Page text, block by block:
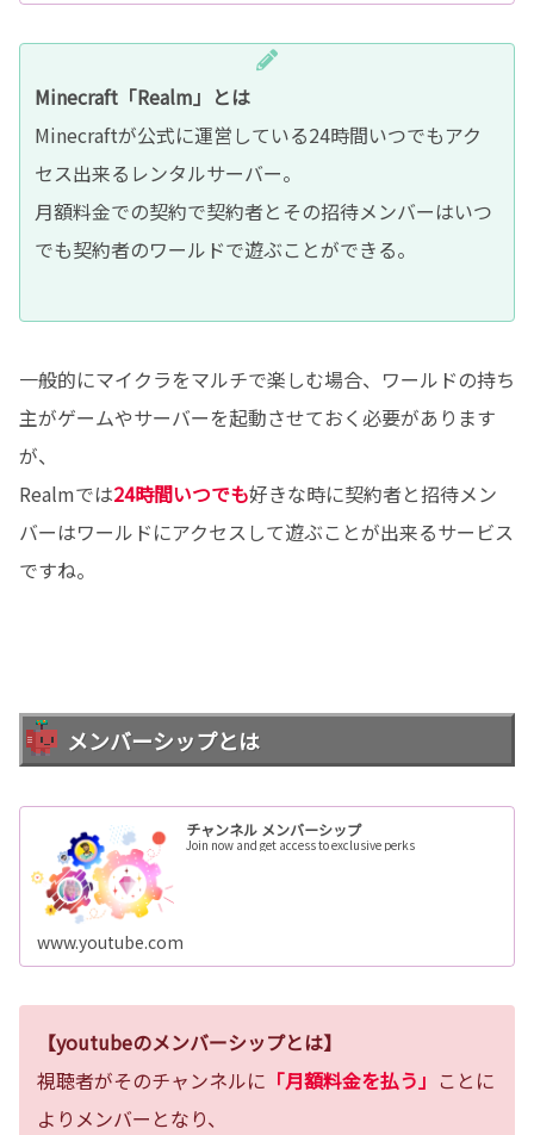
Minecraft「Realm」とは
Minecraftが公式に運営している24時間いつでもアク
セス出来るレンタルサーバー。
月額料金での契約で契約者とその招待メンバーはいつ
でも契約者のワールドで遊ぶことができる。
一般的にマイクラをマルチで楽しむ場合、ワールドの持ち
主がゲームやサーバーを起動させておく必要があります
が、
Realmでは24時間いつでも好きな時に契約者と招待メン
バーはワールドにアクセスして遊ぶことが出来るサービス
ですね。
メンバーシップとは
チャンネル メンバーシップ
Join now and get access to exclusive perks
www.youtube.com
【youtubeのメンバーシップとは】
視聴者がそのチャンネルに 「月額料金を払う」 ことに
よりメンバーとなり、